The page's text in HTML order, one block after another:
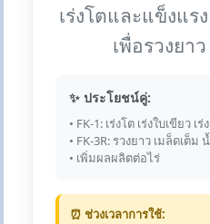
เร่งโตและแข็งแร
เพื่อรวงยา
✨ ประโยชน์คู่:
• FK-1: เร่งโต เร่งใบเขียว เ
• FK-3R: รวงยาว เมล็ดเต็ม
• เพิ่มผลผลิตต่อไร่
⏰ ช่วงเวลาการใช้: